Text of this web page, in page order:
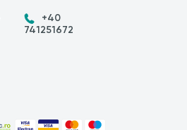
+40
741251672